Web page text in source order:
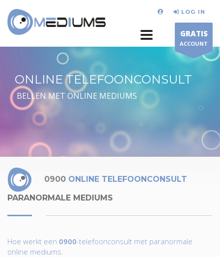
LOG IN
GRATIS
ACCOUNT
ONLINE TELEFOONCONSULT
BELLEN MET ONLINE MEDIUMS
0900 ONLINE TELEFOONCONSULT
PARANORMALE MEDIUMS
Hoe werkt een 0900-telefoonconsult met paranormale
online mediums.